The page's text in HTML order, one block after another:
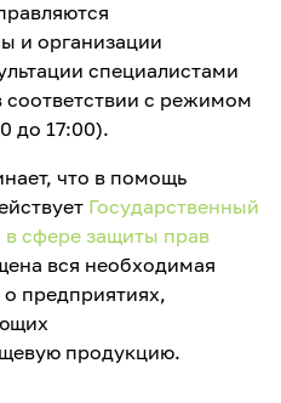
и организации
специалистами
соответствии с режимом
до 17:00).
что в помощь
Государственный
сфере защиты прав
вся необходимая
предприятиях,
продукцию.